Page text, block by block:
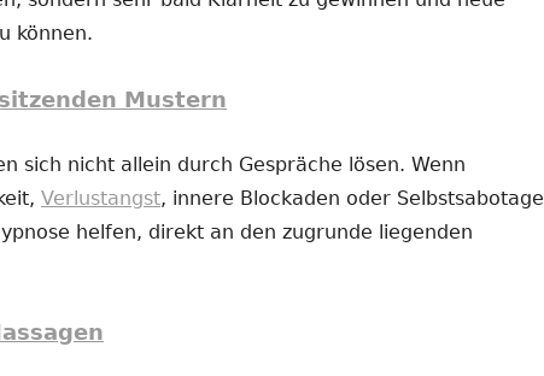
können.
Mustern
sich nicht allein durch Gespräche lösen. Wenn
Verlustangst, innere Blockaden oder Selbstsabotage
helfen, direkt an den zugrunde liegenden